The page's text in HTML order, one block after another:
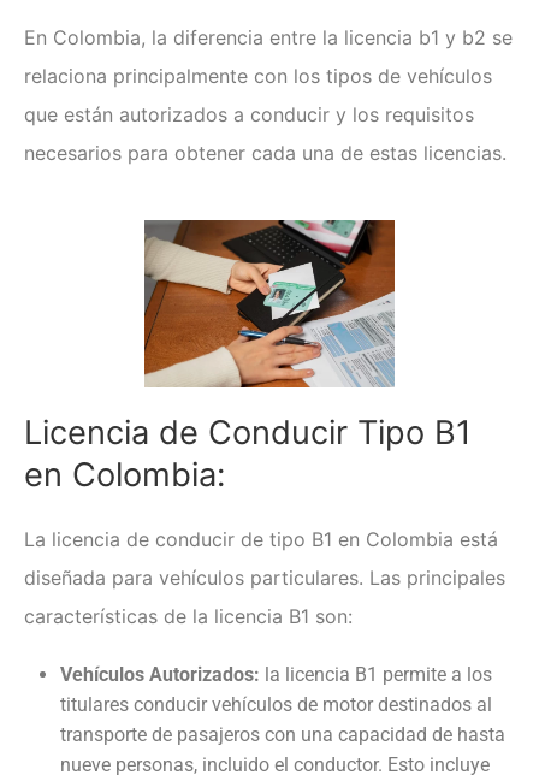
Curso Licencia de Conducción
C1: Vehículo de Servicio Público
Curso de Conducción A2 +
B1(Carro y Moto)
Curso de Conducción A2 +
C1(Carro publico y Moto)
Conducción en Medellín
Duplicado licencia de conducción
Recategorización B1 a C1
(Vehículo Servicio Publico)
Recategorización C1 a C2
(Vehículo Pesado Servicio
Renovación de licencias de
conducción en Medellín
Evaluación teórico práctica de
Licencia internacional
Vehículos
Instalaciones
¿Quiénes somos?
Noticias
Examen técnico online
En Colombia, la diferencia entre la licencia b1 y b2 se
relaciona principalmente con los tipos de vehículos
que están autorizados a conducir y los requisitos
necesarios para obtener cada una de estas licencias.
Licencia de Conducir Tipo B1
en Colombia:
La licencia de conducir de tipo B1 en Colombia está
diseñada para vehículos particulares. Las principales
características de la licencia B1 son:
Vehículos Autorizados: la licencia B1 permite a los
titulares conducir vehículos de motor destinados al
transporte de pasajeros con una capacidad de hasta
nueve personas, incluido el conductor. Esto incluye